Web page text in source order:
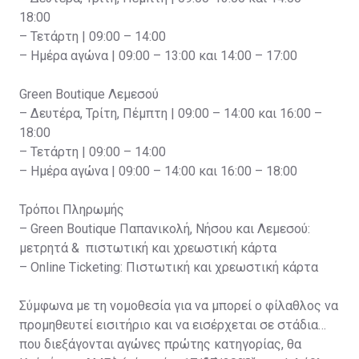
18:00
– Τετάρτη | 09:00 – 14:00
– Ημέρα αγώνα | 09:00 – 13:00 και 14:00 – 17:00
Green Boutique Λεμεσού
– Δευτέρα, Τρίτη, Πέμπτη | 09:00 – 14:00 και 16:00 –
18:00
– Τετάρτη | 09:00 – 14:00
– Ημέρα αγώνα | 09:00 – 14:00 και 16:00 – 18:00
Τρόποι Πληρωμής
– Green Boutique Παπανικολή, Νήσου και Λεμεσού:
μετρητά & πιστωτική και χρεωστική κάρτα
– Online Ticketing: Πιστωτική και χρεωστική κάρτα
Σύμφωνα με τη νομοθεσία για να μπορεί ο φίλαθλος να
προμηθευτεί εισιτήριο και να εισέρχεται σε στάδια
που διεξάγονται αγώνες πρώτης κατηγορίας, θα